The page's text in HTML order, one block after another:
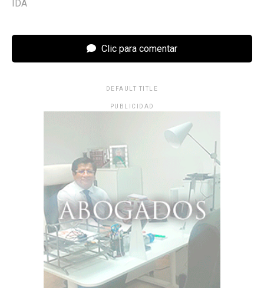
IDA
Clic para comentar
DEFAULT TITLE
PUBLICIDAD